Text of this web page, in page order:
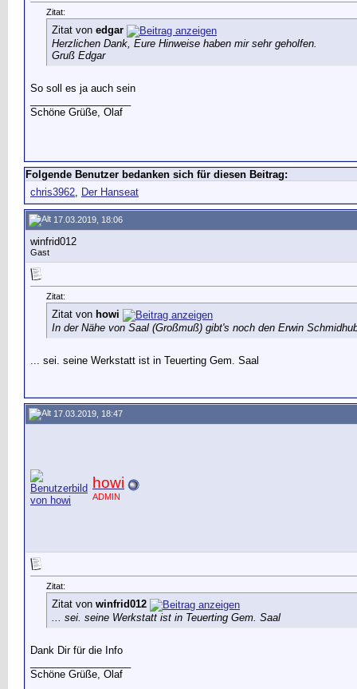
Zitat:
Zitat von edgar
Herzlichen Dank, Eure Hinweise haben mir sehr geholfen.
Gruß Edgar
So soll es ja auch sein
Schöne Grüße, Olaf
Folgende Benutzer bedanken sich für diesen Beitrag:
chris3962, Der Hanseat
17.03.2019, 18:06
winfrid012
Gast
Zitat:
Zitat von howi
In der Nähe von Saal (Großmuß) gibt's noch den Erwin
... sei. seine Werkstatt ist in Teuerting Gem. Saal
17.03.2019, 18:47
howi
ADMIN
Zitat:
Zitat von winfrid012
... sei. seine Werkstatt ist in Teuerting Gem. Saal
Dank Dir für die Info
Schöne Grüße, Olaf